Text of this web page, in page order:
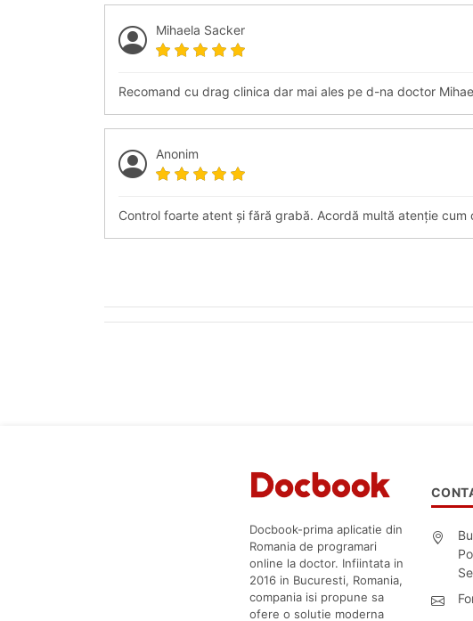
Mihaela Sacker
Recomand cu drag clinica dar mai ales pe d-na doctor
Anonim
Control foarte atent și fără grabă. Acordă multă atenție cum
Docbook-prima aplicatie din
Romania de programari
online la doctor. Infiintata in
2016 in Bucuresti, Romania,
compania isi propune sa
ofere o solutie moderna